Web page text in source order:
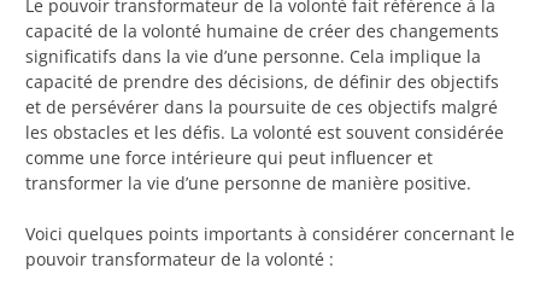
Le pouvoir transformateur de la volonté fait référence à la
capacité de la volonté humaine de créer des changements
significatifs dans la vie d’une personne. Cela implique la
capacité de prendre des décisions, de définir des objectifs
et de persévérer dans la poursuite de ces objectifs malgré
les obstacles et les défis. La volonté est souvent considérée
comme une force intérieure qui peut influencer et
transformer la vie d’une personne de manière positive.
Voici quelques points importants à considérer concernant le
pouvoir transformateur de la volonté :